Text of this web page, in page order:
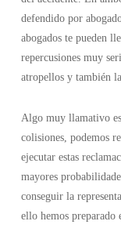
defendido por
abogados te pueden
repercusiones muy
atropellos y también
Algo muy llamativo
colisiones, podemos
ejecutar estas
mayores
conseguir la
ello hemos preparado